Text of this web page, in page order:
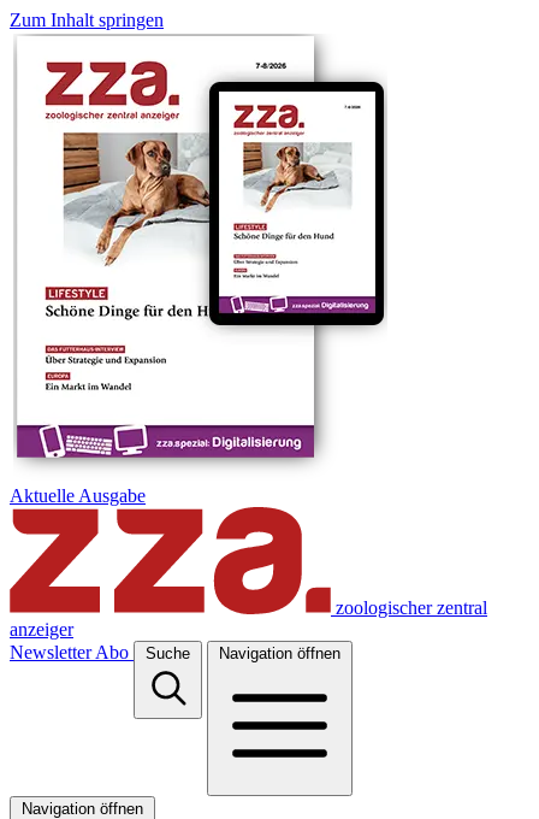
Zum Inhalt springen
Aktuelle Ausgabe
zoologischer zentral
anzeiger
Newsletter Abo Suche Navigation öffnen
Navigation öffnen